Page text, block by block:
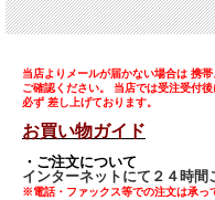
当店よりメールが届かない場合は 携
ご確認ください。 当店では受注受付
必ず 差し上げております。
お買い物ガイド
・ご注文について
インターネットにて２４時間
※電話・ファックス等での注文は承っ